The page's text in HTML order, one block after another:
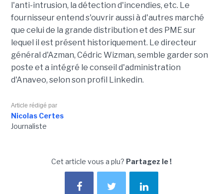
l'anti-intrusion, la détection d'incendies, etc. Le
fournisseur entend s'ouvrir aussi à d'autres marché
que celui de la grande distribution et des PME sur
lequel il est présent historiquement. Le directeur
général d'Azman, Cédric Wizman, semble garder son
poste et a intégré le conseil d'administration
d'Anaveo, selon son profil Linkedin.
Article rédigé par
Nicolas Certes
Journaliste
Cet article vous a plu? Partagez le !